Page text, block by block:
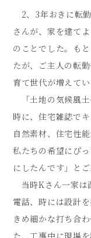
2、3年おきに転
さんが、家を建て
のことでした。も
たが、ご主人の転
育て世代が増えて
「土地の気候風
時に、住宅雑誌で
自然素材、住宅性
私たちの希望にぴ
にしたんです」とご
当時Kさん一家は
電話、時には設計
きめ細かな打ち合
た、工事中に現場